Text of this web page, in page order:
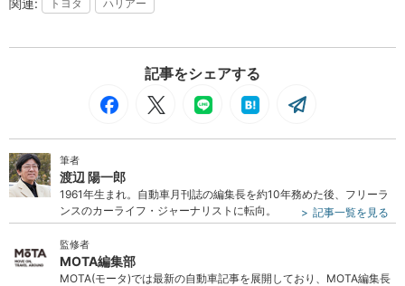
トヨタ ハリアー
記事をシェアする
筆者
渡辺 陽一郎
1961年生まれ。自動車月刊誌の編集長を約10年務めた後、フリーラ
ンスのカーライフ・ジャーナリストに転向。
記事一覧を見る
監修者
MOTA編集部
MOTA(モータ)では最新の自動車記事を展開しており、MOTA編集長